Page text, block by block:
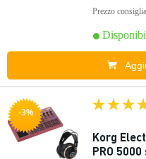
Prezzo
-3%
Korg
PRO